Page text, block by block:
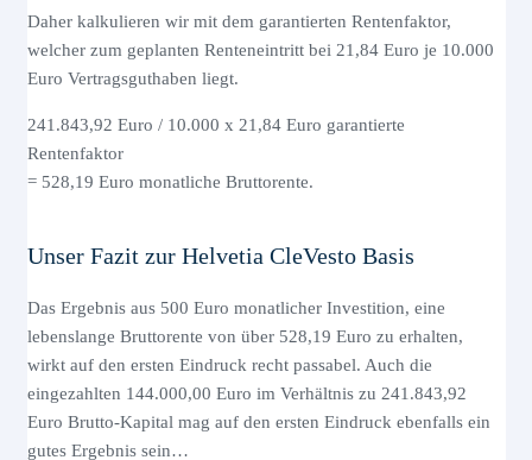
Daher kalkulieren wir mit dem garantierten Rentenfaktor,
welcher zum geplanten Renteneintritt bei 21,84 Euro je 10.000
Euro Vertragsguthaben liegt.
241.843,92 Euro / 10.000 x 21,84 Euro garantierte
Rentenfaktor
= 528,19 Euro monatliche Bruttorente.
Unser Fazit zur Helvetia CleVesto Basis
Das Ergebnis aus 500 Euro monatlicher Investition, eine
lebenslange Bruttorente von über 528,19 Euro zu erhalten,
wirkt auf den ersten Eindruck recht passabel. Auch die
eingezahlten 144.000,00 Euro im Verhältnis zu 241.843,92
Euro Brutto-Kapital mag auf den ersten Eindruck ebenfalls ein
gutes Ergebnis sein…